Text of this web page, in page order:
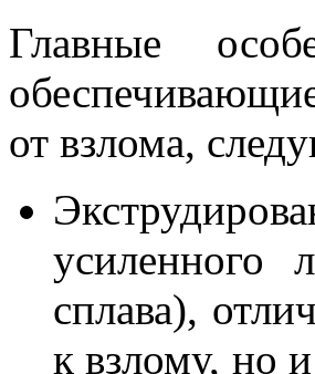
Главные
от взлома,
усиленного
сплава),
к взлому, но